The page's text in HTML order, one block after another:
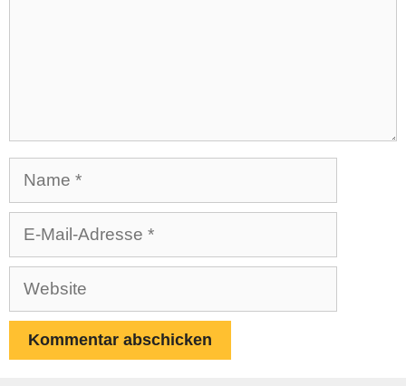
Adresse
Website